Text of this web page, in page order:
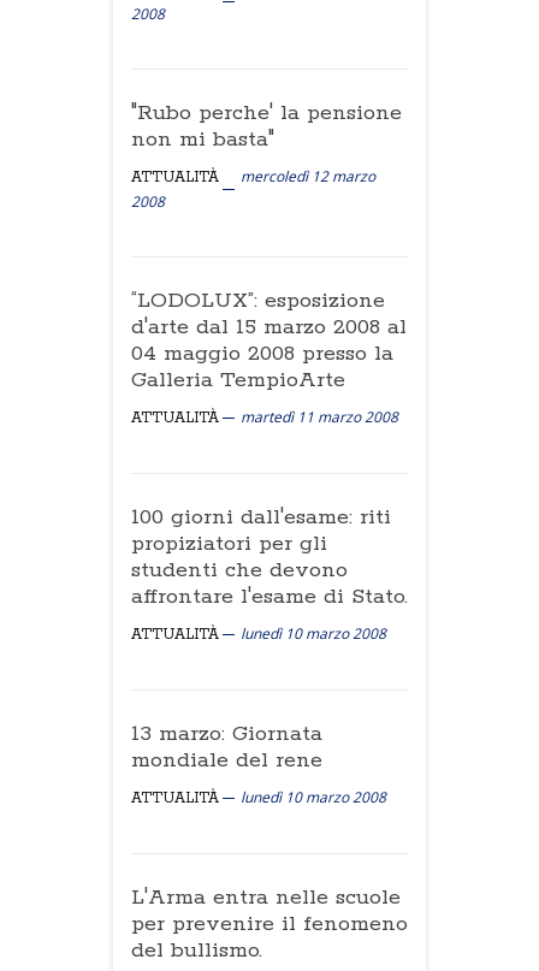
2008
"Rubo perche' la pensione
non mi basta"
ATTUALITÀ
mercoledì 12 marzo
2008
“LODOLUX”: esposizione
d'arte dal 15 marzo 2008 al
04 maggio 2008 presso la
Galleria TempioArte
ATTUALITÀ martedì 11 marzo 2008
100 giorni dall'esame: riti
propiziatori per gli
studenti che devono
affrontare l'esame di Stato.
ATTUALITÀ lunedì 10 marzo 2008
13 marzo: Giornata
mondiale del rene
ATTUALITÀ lunedì 10 marzo 2008
L'Arma entra nelle scuole
per prevenire il fenomeno
del bullismo.